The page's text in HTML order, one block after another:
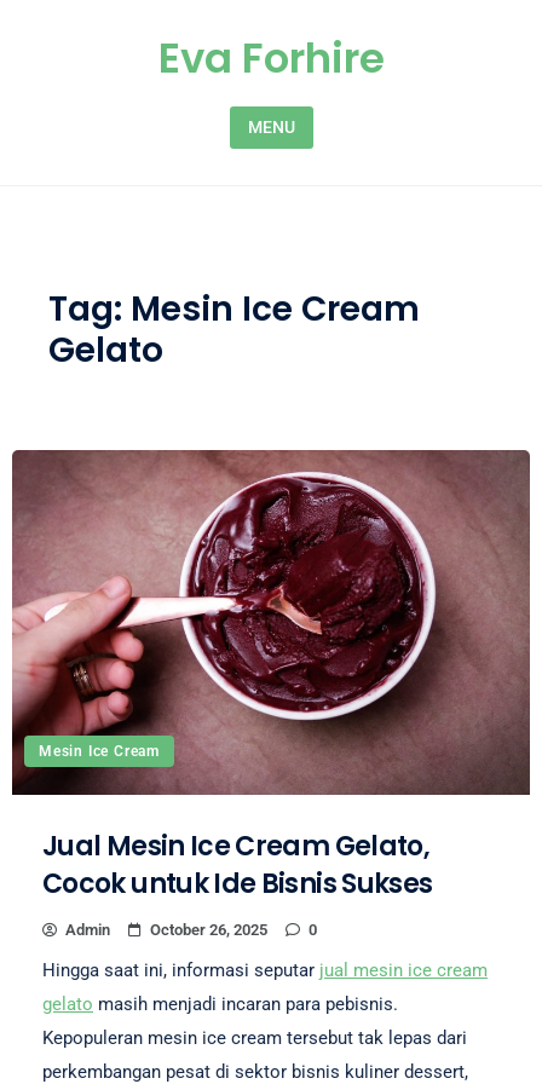
Eva Forhire
MENU
Tag: Mesin Ice Cream
Gelato
Mesin Ice Cream
Jual Mesin Ice Cream Gelato,
Cocok untuk Ide Bisnis Sukses
Admin October 26, 2025 0
Hingga saat ini, informasi seputar jual mesin ice cream
gelato masih menjadi incaran para pebisnis.
Kepopuleran mesin ice cream tersebut tak lepas dari
perkembangan pesat di sektor bisnis kuliner dessert,